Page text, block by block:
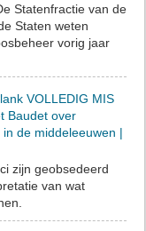
Statenfractie van de
Staten weten
vorig jaar
VOLLEDIG MIS
Baudet over
de middeleeuwen |
zijn geobsedeerd
van wat